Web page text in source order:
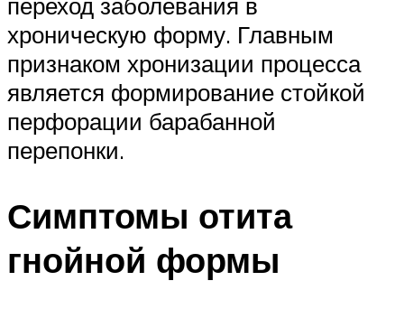
хроническую форму. Главным
признаком хронизации процесса
является формирование стойкой
перфорации барабанной
перепонки.
Симптомы отита
гнойной формы